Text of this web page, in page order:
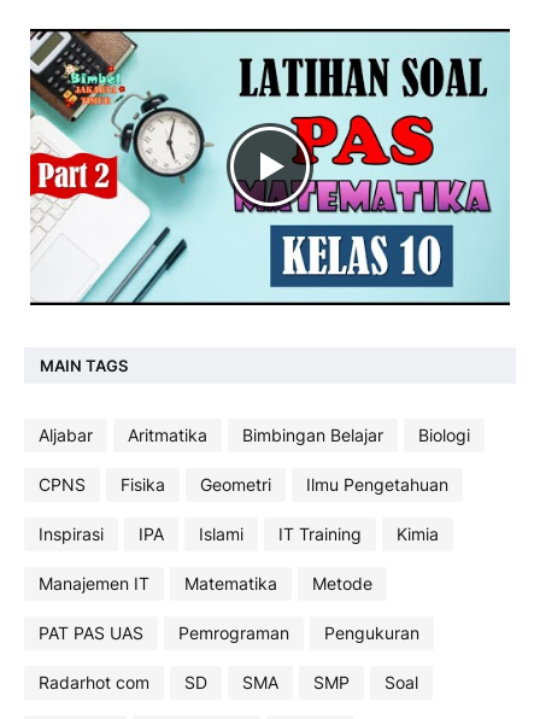
MAIN TAGS
Aljabar Aritmatika Bimbingan Belajar Biologi
CPNS Fisika Geometri Ilmu Pengetahuan
Inspirasi IPA Islami IT Training Kimia
Manajemen IT Matematika Metode
PAT PAS UAS Pemrograman Pengukuran
Radarhot com SD SMA SMP Soal